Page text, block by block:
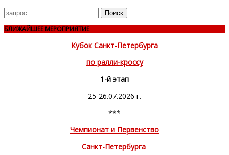
Поиск
для
БЛИЖАЙШЕЕ МЕРОПРИЯТИЕ
Кубок Санкт-Петербурга
по ралли-кроссу
1-й этап
25-26.07.2026 г.
***
Чемпионат и Первенство
Санкт-Петербурга